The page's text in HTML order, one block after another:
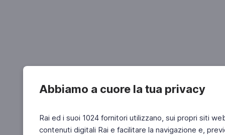
Abbiamo a cuore la tua privacy
Rai ed i suoi 1024 fornitori utilizzano, sui propri siti
contenuti digitali Rai e facilitare la navigazione e,